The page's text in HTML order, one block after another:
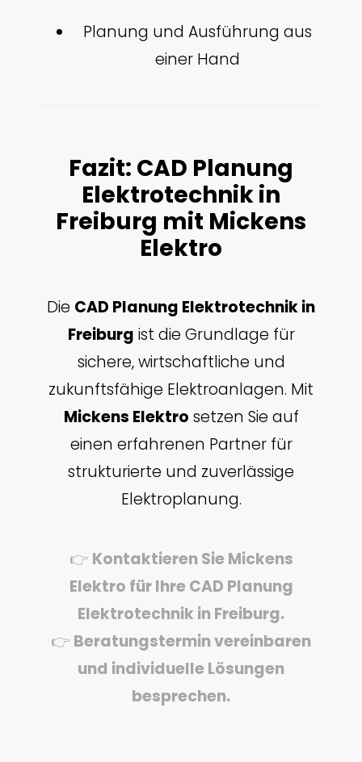
Planung und Ausführung aus
einer Hand
Fazit: CAD Planung
Elektrotechnik in
Freiburg mit Mickens
Elektro
Die CAD Planung Elektrotechnik in
Freiburg ist die Grundlage für
sichere, wirtschaftliche und
zukunftsfähige Elektroanlagen. Mit
Mickens Elektro setzen Sie auf
einen erfahrenen Partner für
strukturierte und zuverlässige
Elektroplanung.
👉 Kontaktieren Sie Mickens
Elektro für Ihre CAD Planung
Elektrotechnik in Freiburg.
👉 Beratungstermin vereinbaren
und individuelle Lösungen
besprechen.